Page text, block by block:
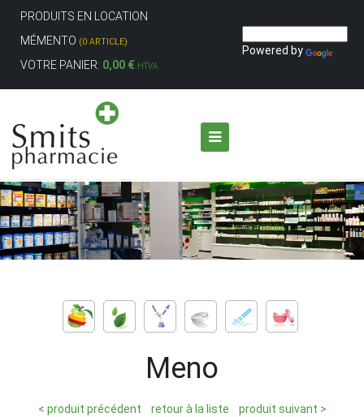
Aller au contenu
PRODUITS EN LOCATION
MÉMENTO (0 ARTICLE)
VOTRE PANIER: 0,00 € HTVA
Meno
< produit précédent retour à la liste produit suivant >
Powered by